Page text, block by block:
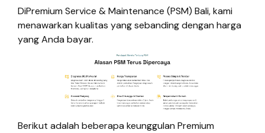
DiPremium Service & Maintenance (PSM) Bali, kami
menawarkan kualitas yang sebanding dengan harga
yang Anda bayar.
Berikut adalah beberapa keunggulan Premium